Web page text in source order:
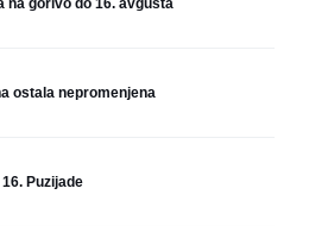
na gorivo do 16. avgusta
ostala nepromenjena
Puzijade